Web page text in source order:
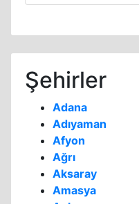
Şehirler
Adana
Adıyaman
Afyon
Ağrı
Aksaray
Amasya